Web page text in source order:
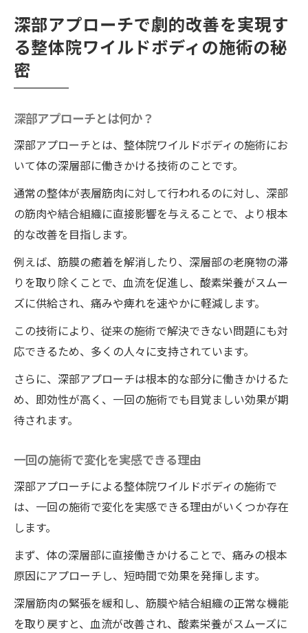
自然治癒力をサポートするための施術
患者に寄り添う施術プロセス
劇的改善がもたらす生活変化
治療における患者の役割と協力
整体院ワイルドボディの新たな挑戦！子宮頸癌
新たな挑戦としての整体院ワイルドボディ
の施術
施術プロセスの詳細紹介
患者へのケアとサポート体制
施術を受ける際の心構え
信頼できる施術者を見つけるために
ワイルドボディの整体が切り拓く子宮頸癌後遺
症改善の道
施術が患者に与える影響
整体院ワイルドボディの施術と他の治療法
長期的な健康を目指す施術方針
ワイルドボディの施術が目指す未来
健康回復のための具体的なステップ
ボディが子宮頸癌ワクチン後遺症に希望を
改善事例から学ぶ効果の秘訣
深部アプローチで劇的改善を実現す
る整体院ワイルドボディの施術の秘
密
深部アプローチとは何か？
深部アプローチとは、整体院ワイルドボディの施術にお
いて体の深層部に働きかける技術のことです。
通常の整体が表層筋肉に対して行われるのに対し、深部
の筋肉や結合組織に直接影響を与えることで、より根本
的な改善を目指します。
例えば、筋膜の癒着を解消したり、深層部の老廃物の滞
りを取り除くことで、血流を促進し、酸素栄養がスムー
ズに供給され、痛みや痺れを速やかに軽減します。
この技術により、従来の施術で解決できない問題にも対
応できるため、多くの人々に支持されています。
さらに、深部アプローチは根本的な部分に働きかけるた
め、即効性が高く、一回の施術でも目覚ましい効果が期
待されます。
一回の施術で変化を実感できる理由
深部アプローチによる整体院ワイルドボディの施術で
は、一回の施術で変化を実感できる理由がいくつか存在
します。
まず、体の深層部に直接働きかけることで、痛みの根本
原因にアプローチし、短時間で効果を発揮します。
深層筋肉の緊張を緩和し、筋膜や結合組織の正常な機能
を取り戻すと、血流が改善され、酸素栄養がスムーズに